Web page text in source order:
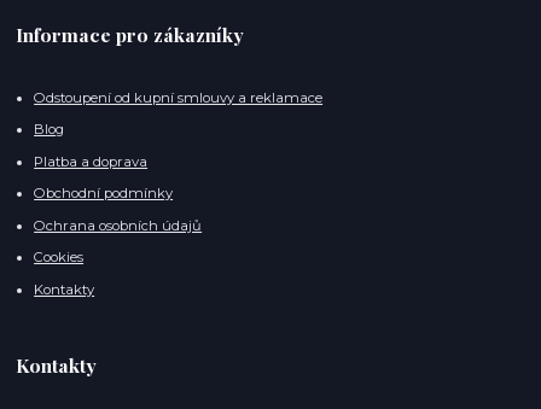
Informace pro zákazníky
Odstoupení od kupní smlouvy a reklamace
Blog
Platba a doprava
Obchodní podmínky
Ochrana osobních údajů
Cookies
Kontakty
Kontakty